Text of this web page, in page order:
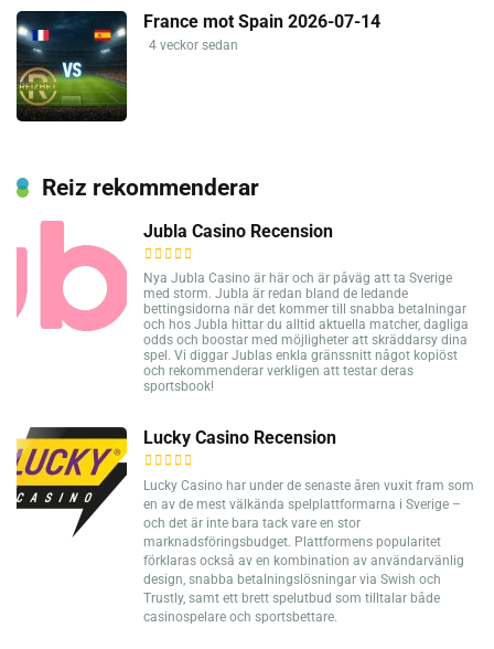
France mot Spain 2026-07-14
4 veckor sedan
Reiz rekommenderar
Jubla Casino Recension
Nya Jubla Casino är här och är påväg att ta Sverige
med storm. Jubla är redan bland de ledande
bettingsidorna när det kommer till snabba betalningar
och hos Jubla hittar du alltid aktuella matcher, dagliga
odds och boostar med möjligheter att skräddarsy dina
spel. Vi diggar Jublas enkla gränssnitt något kopiöst
och rekommenderar verkligen att testar deras
sportsbook!
Lucky Casino Recension
Lucky Casino har under de senaste åren vuxit fram som
en av de mest välkända spelplattformarna i Sverige –
och det är inte bara tack vare en stor
marknadsföringsbudget. Plattformens popularitet
förklaras också av en kombination av användarvänlig
design, snabba betalningslösningar via Swish och
Trustly, samt ett brett spelutbud som tilltalar både
casinospelare och sportsbettare.